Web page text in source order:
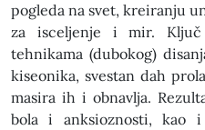
pogleda na svet, kreiranju
za isceljenje i mir.
tehnikama (dubokog)
kiseonika, svestan dah
masira ih i obnavlja.
bola i anksioznosti, kao i